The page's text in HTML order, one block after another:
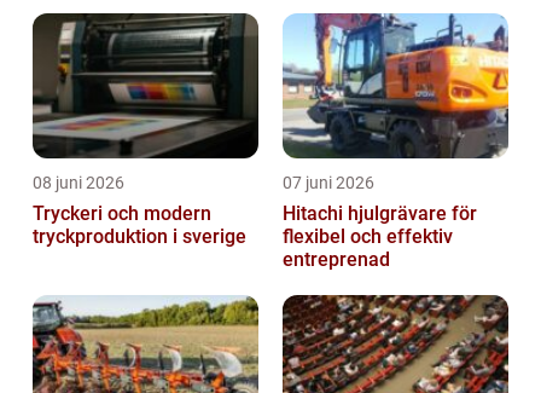
08 juni 2026
Tryckeri och modern
tryckproduktion i sverige
07 juni 2026
Hitachi hjulgrävare för
flexibel och effektiv
entreprenad